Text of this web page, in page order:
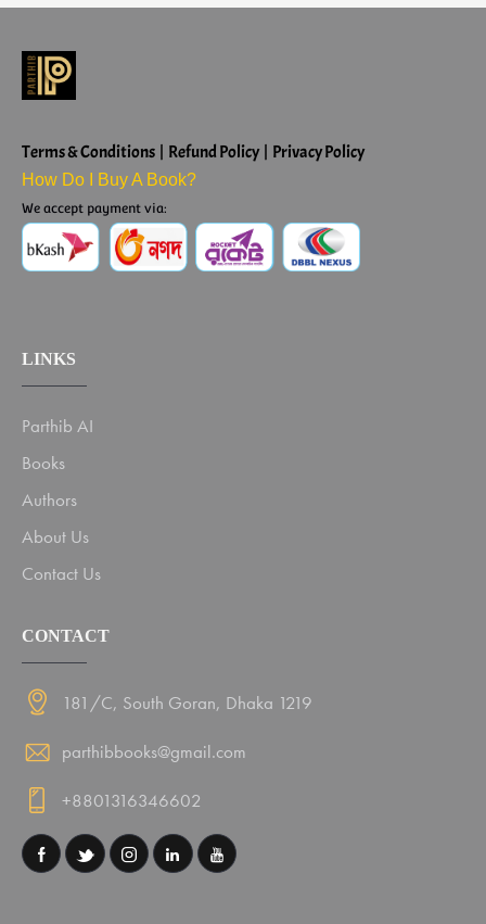
Terms & Conditions | Refund Policy | Privacy Policy
How Do I Buy A Book?
We accept payment via:
LINKS
Parthib AI
Books
Authors
About Us
Contact Us
CONTACT
181/C, South Goran, Dhaka 1219
parthibbooks@gmail.com
+8801316346602